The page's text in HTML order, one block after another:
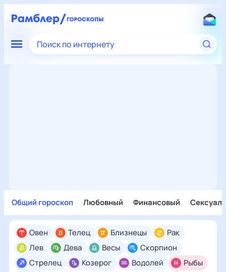
Поиск по интернету
Общий гороскоп Любовный Финансовый
Овен Телец Близнецы
Рак
Лев
Дева Весы
Скорпион
Стрелец
Козерог Водолей Рыбы